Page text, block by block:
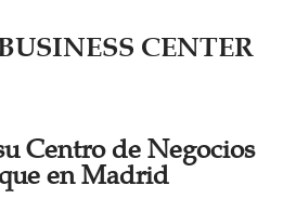
CENTER
Centro de Negocios
en Madrid